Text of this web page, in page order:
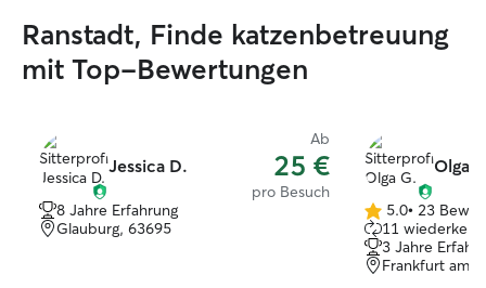
Ranstadt, Finde katzenbetreuung
mit Top-Bewertungen
Jessica D.
Ab
25 €
pro Besuch
8 Jahre Erfahrung
Glauburg, 63695
Olga
5.0
von
5
Sternen
5.0• 23
11
3 Jahre
Frankfurt am